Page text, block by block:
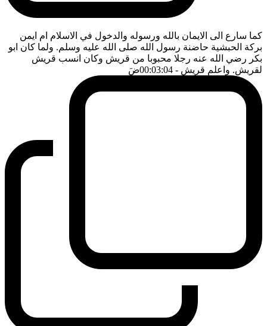
كما سارع الى الايمان بالله ورسوله والدخول في الاسلام ام ايمن
بركة الحبشية حاضنة رسول الله صلى الله عليه وسلم. ولما كان ابو
بكر رضي الله عنه رجلا محبوبا من قريش وكان انسب قريش
لقريش. واعلم قريش - 00:03:04 ضَ